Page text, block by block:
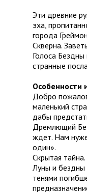
Эти древние
эха,
города
Скверна.
Голоса
странные
Особенности
Добро
маленький
дабы
Дремлющий
ждет. Нам
один».
Скрытая
Луны и бездны
тенями